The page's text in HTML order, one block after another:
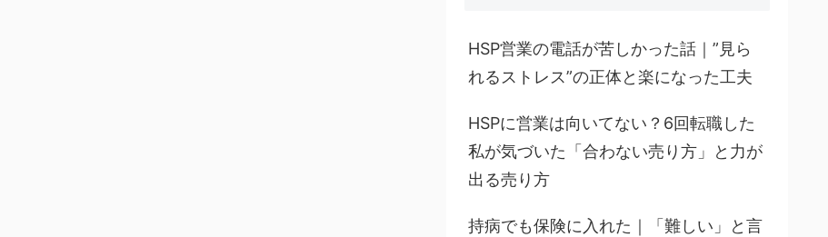
HSP営業の電話が苦しかった話｜”見ら
れるストレス”の正体と楽になった工夫
HSPに営業は向いてない？6回転職した
私が気づいた「合わない売り方」と力が
出る売り方
持病でも保険に入れた｜「難しい」と言